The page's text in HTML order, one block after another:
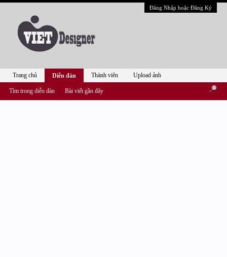
Đăng Nhập hoặc Đăng Ký
Trang chủ Diễn đàn
Tìm trong diễn đàn Bài viết gần đây
Thành viên Upload ảnh